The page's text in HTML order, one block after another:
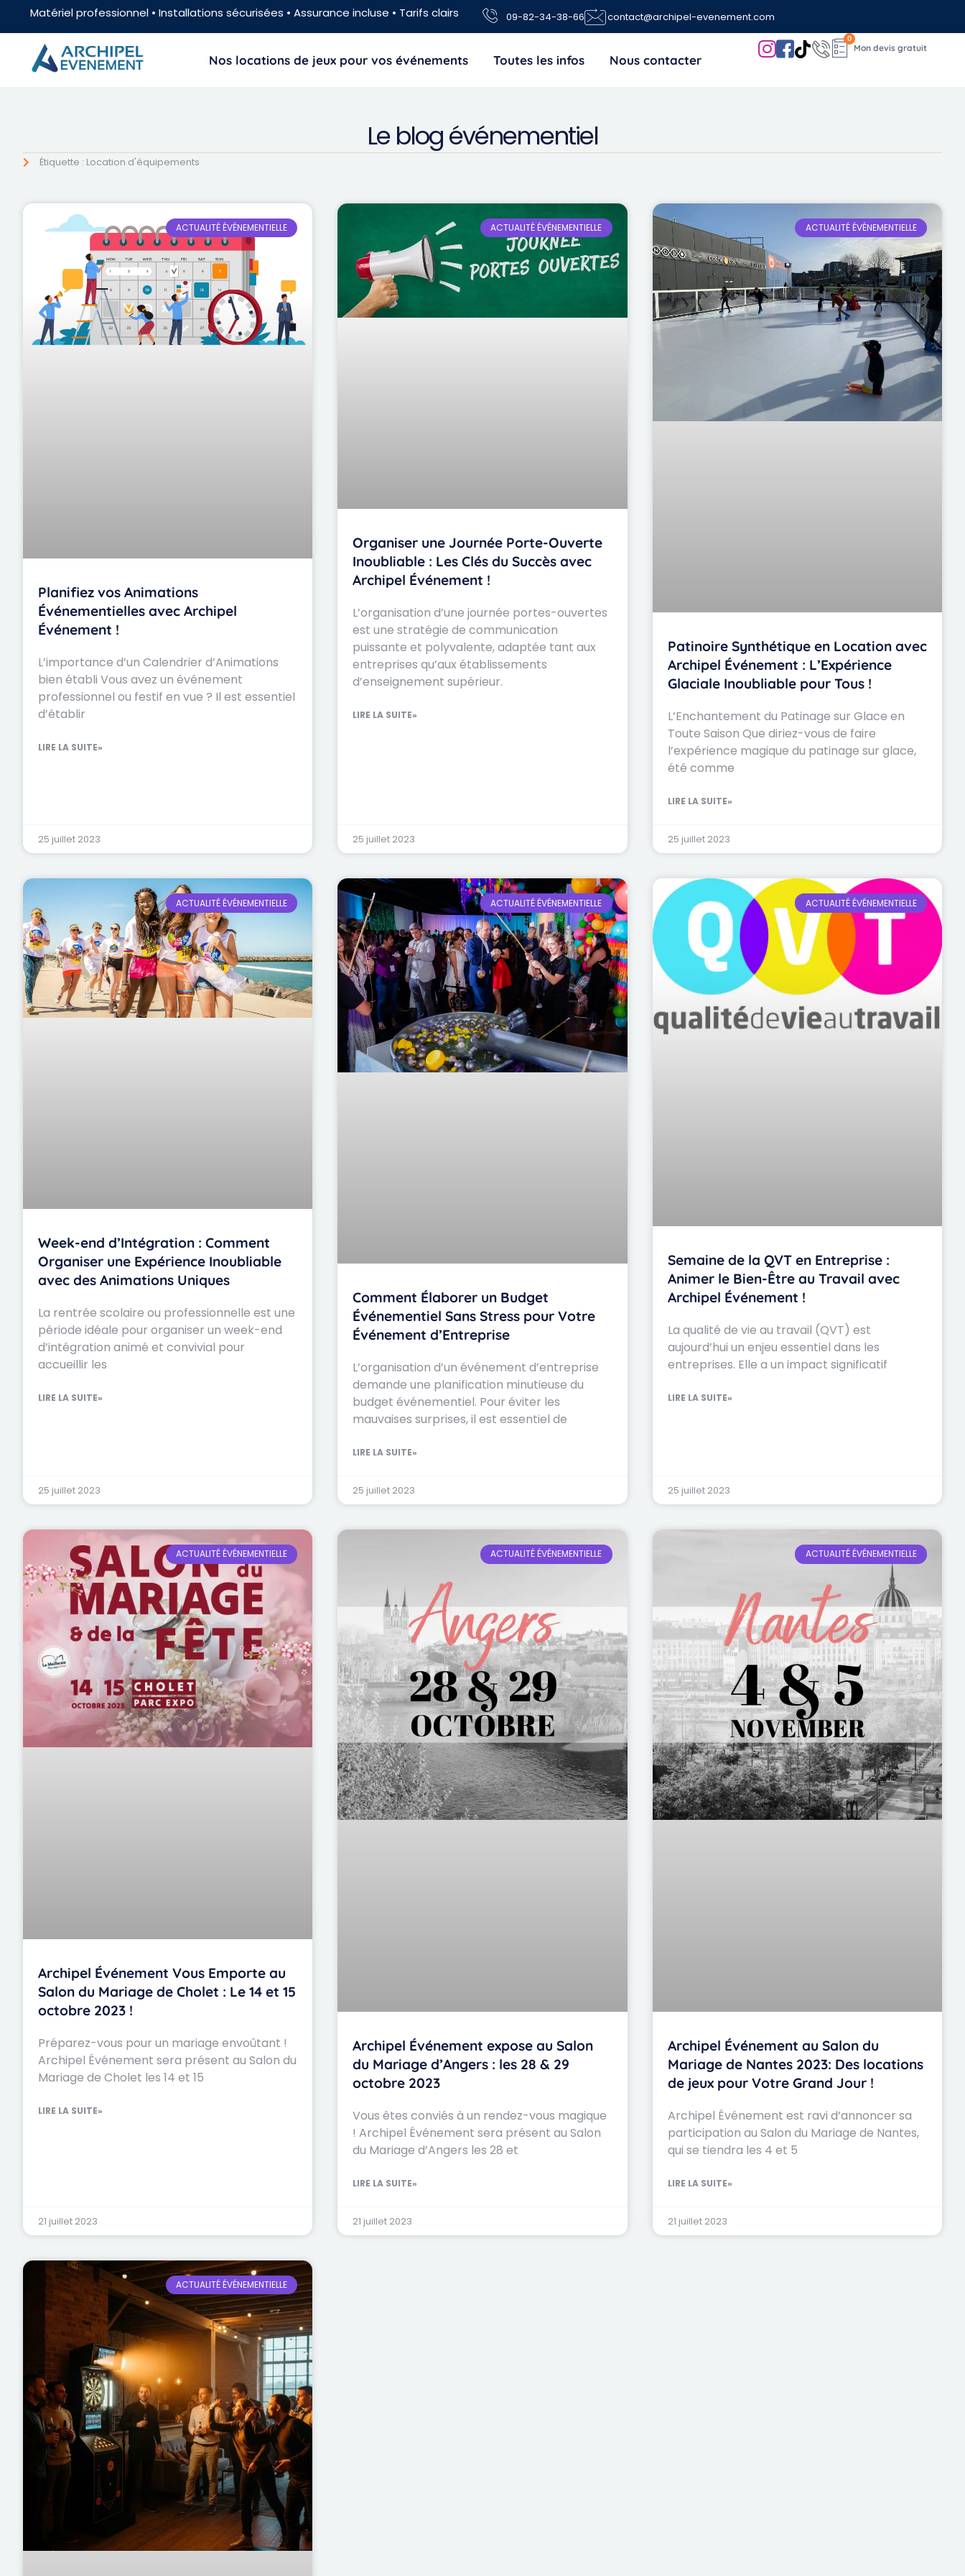
Matériel professionnel • Installations sécurisées • Assurance incluse • Tarifs clairs 09-82-34-38-66 contact@archipel-evenement.com
Nos locations de jeux pour vos événements Toutes les infos Nous contacter
0
Le blog événementiel
Étiquette : Location d'équipements
ACTUALITÉ ÉVÉNEMENTIELLE
Planifiez vos Animations
Événementielles avec Archipel
Événement !
L’importance d’un Calendrier d’Animations
bien établi Vous avez un événement
professionnel ou festif en vue ? Il est essentiel
d’établir
LIRE LA SUITE»
25 juillet 2023
ACTUALITÉ ÉVÉNEMENTIELLE
Organiser une Journée Porte-Ouverte
Inoubliable : Les Clés du Succès avec
Archipel Événement !
L’organisation d’une journée portes-ouvertes
est une stratégie de communication
puissante et polyvalente, adaptée tant aux
entreprises qu’aux établissements
d’enseignement supérieur.
LIRE LA SUITE»
25 juillet 2023
ACTUALITÉ ÉVÉNEMENTIELLE
Patinoire Synthétique en Location avec
Archipel Événement : L’Expérience
Glaciale Inoubliable pour Tous !
L’Enchantement du Patinage sur Glace en
Toute Saison Que diriez-vous de faire
l’expérience magique du patinage sur glace,
été comme
LIRE LA SUITE»
25 juillet 2023
ACTUALITÉ ÉVÉNEMENTIELLE
Week-end d’Intégration : Comment
Organiser une Expérience Inoubliable
avec des Animations Uniques
La rentrée scolaire ou professionnelle est une
période idéale pour organiser un week-end
d’intégration animé et convivial pour
accueillir les
LIRE LA SUITE»
25 juillet 2023
ACTUALITÉ ÉVÉNEMENTIELLE
Comment Élaborer un Budget
Événementiel Sans Stress pour Votre
Événement d’Entreprise
L’organisation d’un événement d’entreprise
demande une planification minutieuse du
budget événementiel. Pour éviter les
mauvaises surprises, il est essentiel de
LIRE LA SUITE»
25 juillet 2023
ACTUALITÉ ÉVÉNEMENTIELLE
Semaine de la QVT en Entreprise :
Animer le Bien-Être au Travail avec
Archipel Événement !
La qualité de vie au travail (QVT) est
aujourd’hui un enjeu essentiel dans les
entreprises. Elle a un impact significatif
LIRE LA SUITE»
25 juillet 2023
ACTUALITÉ ÉVÉNEMENTIELLE
Archipel Événement Vous Emporte au
Salon du Mariage de Cholet : Le 14 et 15
octobre 2023 !
Préparez-vous pour un mariage envoûtant !
Archipel Événement sera présent au Salon du
Mariage de Cholet les 14 et 15
LIRE LA SUITE»
21 juillet 2023
ACTUALITÉ ÉVÉNEMENTIELLE
Archipel Événement expose au Salon
du Mariage d’Angers : les 28 & 29
octobre 2023
Vous êtes conviés à un rendez-vous magique
! Archipel Événement sera présent au Salon
du Mariage d’Angers les 28 et
LIRE LA SUITE»
21 juillet 2023
ACTUALITÉ ÉVÉNEMENTIELLE
Archipel Événement au Salon du
Mariage de Nantes 2023: Des locations
de jeux pour Votre Grand Jour !
Archipel Événement est ravi d’annoncer sa
participation au Salon du Mariage de Nantes,
qui se tiendra les 4 et 5
LIRE LA SUITE»
21 juillet 2023
ACTUALITÉ ÉVÉNEMENTIELLE